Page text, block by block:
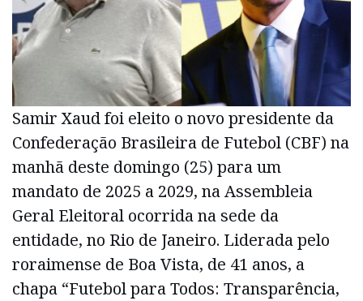
Samir Xaud foi eleito o novo presidente da
Confederação Brasileira de Futebol (CBF) na
manhã deste domingo (25) para um
mandato de 2025 a 2029, na Assembleia
Geral Eleitoral ocorrida na sede da
entidade, no Rio de Janeiro. Liderada pelo
roraimense de Boa Vista, de 41 anos, a
chapa “Futebol para Todos: Transparência,